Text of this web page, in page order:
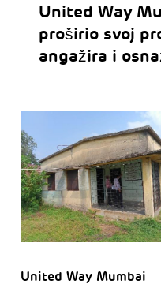
United Way
proširio svoj
angažira i
United Way Mumbai